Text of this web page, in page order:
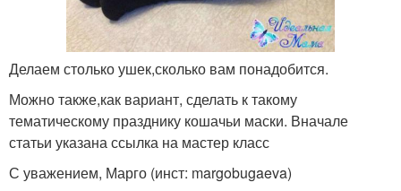
Делаем столько ушек,сколько вам понадобится.
Можно также,как вариант, сделать к такому
тематическому празднику кошачьи маски. Вначале
статьи указана ссылка на мастер класс
С уважением, Марго (инст: margobugaeva)